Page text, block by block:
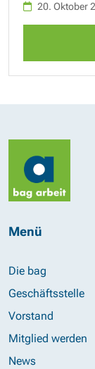
20. Oktober
Menü
Die bag
Geschäftsstelle
Vorstand
Mitglied werden
News